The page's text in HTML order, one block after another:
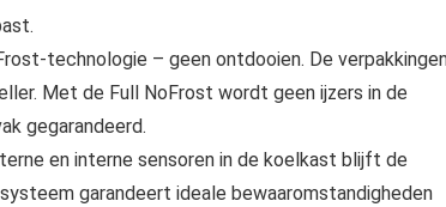
technologie – geen ontdooien. De
Met de Full NoFrost wordt geen ijzers in de
gegarandeerd.
en interne sensoren in de koelkast blijft de
garandeert ideale bewaaromstandigheden